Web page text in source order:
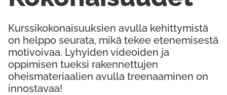
Kurssikokonaisuuksien avulla kehittymistä
on helppo seurata, mikä tekee etenemisestä
motivoivaa. Lyhyiden videoiden ja
oppimisen tueksi rakennettujen
oheismateriaalien avulla treenaaminen on
innostavaa!